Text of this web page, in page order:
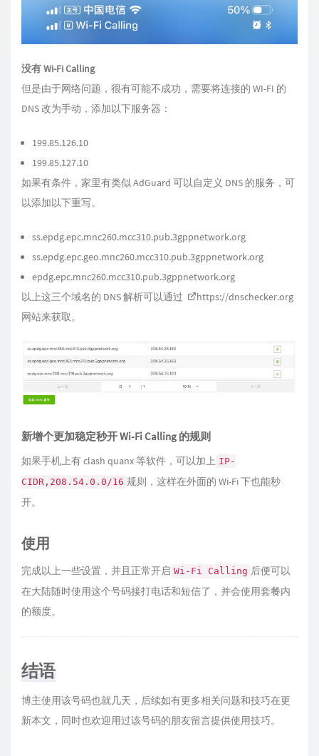
没有 Wi-Fi Calling
但是由于网络问题，很有可能不成功，需要将连接的 WI-FI 的
DNS 改为手动，添加以下服务器：
199.85.126.10
199.85.127.10
如果有条件，家里有类似 AdGuard 可以自定义 DNS 的服务，可
以添加以下重写。
ss.epdg.epc.mnc260.mcc310.pub.3gppnetwork.org
ss.epdg.epc.geo.mnc260.mcc310.pub.3gppnetwork.org
epdg.epc.mnc260.mcc310.pub.3gppnetwork.org
以上这三个域名的 DNS 解析可以通过
https://dnschecker.org
网站来获取。
新增个更加稳定秒开 Wi-Fi Calling 的规则
如果手机上有 clash quanx 等软件，可以加上 IP-
CIDR,208.54.0.0/16 规则，这样在外面的 Wi-Fi 下也能秒
开。
使用
完成以上一些设置，并且正常开启 Wi-Fi Calling 后便可以
在大陆随时使用这个号码接打电话和短信了，并会使用套餐内
的额度。
结语
博主使用该号码也就几天，后续如有更多相关问题和技巧在更
新本文，同时也欢迎用过该号码的朋友留言提供使用技巧。